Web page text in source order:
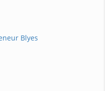
Blyes